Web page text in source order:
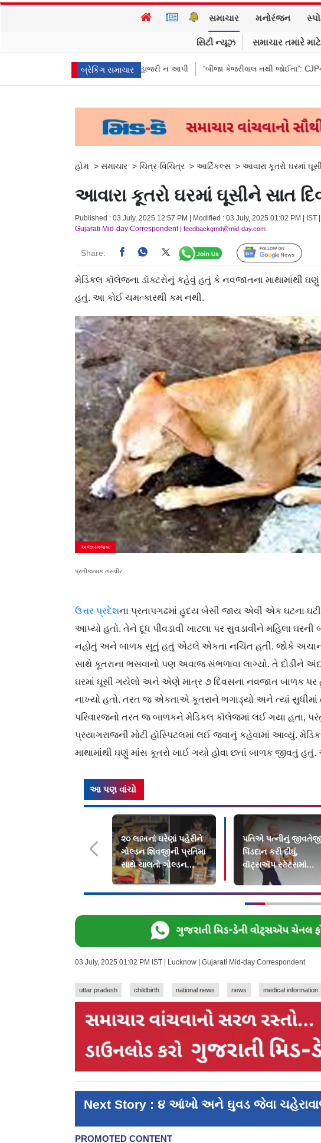
સમાચાર મનોરંજન
સિટી ન્યૂઝ સમાચાર તમારે માટે
બ્રેકિંગ સમાચાર
પૈસા મોકલાવ્યા પણ હાજરી ન આપી “બીજા કેજરીવાલ નથી જોઈતા”: CJPના અભિજીત
હોમ > સમાચાર > ચિત્ર-વિચિત્ર > આર્ટિકલ્સ > આવારા કૂતરો ઘરમાં
આવારા કૂતરો ઘરમાં ઘૂસીને સાત
Published : 03 July, 2025 12:57 PM | Modified : 03 July, 2025 01:02 PM | IST
Gujarati Mid-day Correspondent| feedbackgmd@mid-day.com
Share: Follow Us
મેડિકલ કૉલેજના ડૉક્ટરોનું કહેવું હતું કે નવજાતના માથામાંથી
હતું. આ કોઈ ચમત્કારથી કમ નથી.
અજબગજબ
પ્રતીકાત્મક તસવીર
ઉત્તર પ્રદેશના પ્રતાપગઢમાં હૃદય બેસી જાય એવી એક ઘટના
આપ્યો હતો. તેને દૂધ પીવડાવી ખાટલા પર સુવડાવીને મહિલા ઘરની
નહોતું અને બાળક સૂતું હતું એટલે એકતા નચિંત હતી. જોકે
સાથે કૂતરાના ભસવાનો પણ અવાજ સંભળાવા લાગ્યો. તે દોડીને
ઘરમાં ઘૂસી ગયેલો અને એણે માત્ર ૭ દિવસના નવજાત બાળક પર
નાખ્યો હતો. તરત જ એકતાએ કૂતરાને ભગાડ્યો અને ત્યાં
પરિવારજનો તરત જ બાળકને મેડિકલ કૉલેજમાં લઈ ગયા હતા,
પ્રયાગરાજની મોટી હૉસ્પિટલમાં લઈ જવાનું કહેવામાં આવ્યું.
માથામાંથી ઘણું માંસ કૂતરો ખાઈ ગયો હોવા છતાં બાળક જીવતું
આ પણ વાંચો
૨૦ લાખનાં ઘરેણાં પહેરીને
ગોલ્ડન શિવજીની પ્રતિમા
સાથે ચાલતો ગોલ્ડન
કાવડિયો ફેમસ
પતિએ પત્નીનું
પિંડદાન કરી દીધું,
વૉટ્સઍપ સ્ટેટસમાં
સ્વર્ગીય લખી નાખ્યું
03 July, 2025 01:02 PM IST | Lucknow | Gujarati Mid-day Correspondent
uttar pradesh childbirth national news news medical information
Next Story : ૪ આંખો અને ઘુવડ જેવા